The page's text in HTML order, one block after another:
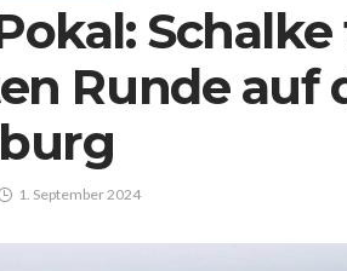
Runde auf
1. September 2024